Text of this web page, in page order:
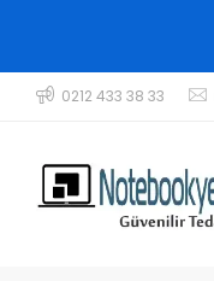
0212 433 38 33